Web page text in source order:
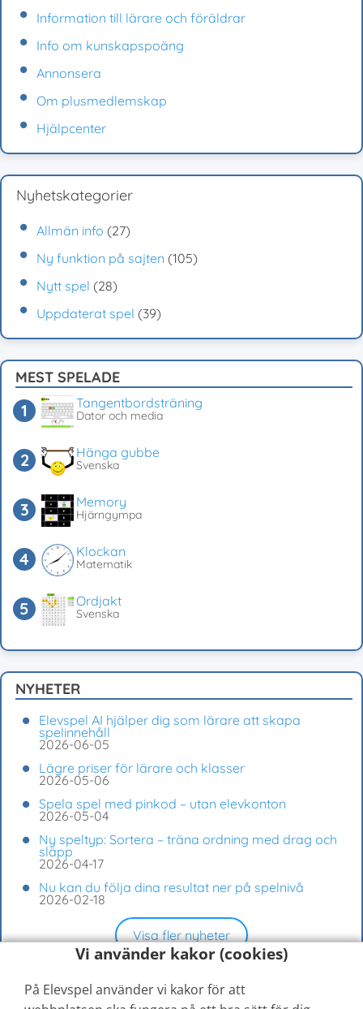
Information till lärare och föräldrar
Info om kunskapspoäng
Annonsera
Om plusmedlemskap
Hjälpcenter
Nyhetskategorier
Allmän info (27)
Ny funktion på sajten (105)
Nytt spel (28)
Uppdaterat spel (39)
MEST SPELADE
Tangentbordsträning
Dator och media
Hänga gubbe
Svenska
Memory
Hjärngympa
Klockan
Matematik
Ordjakt
Svenska
NYHETER
Elevspel AI hjälper dig som lärare att skapa
spelinnehåll
2026-06-05
Lägre priser för lärare och klasser
2026-05-06
Spela spel med pinkod – utan elevkonton
2026-05-04
Ny speltyp: Sortera – träna ordning med drag och
släpp
2026-04-17
Nu kan du följa dina resultat ner på spelnivå
2026-02-18
Visa fler nyheter
Vi använder kakor (cookies)
På Elevspel använder vi kakor för att